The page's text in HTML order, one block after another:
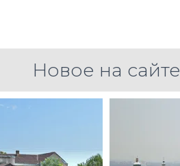
Новое на сайте